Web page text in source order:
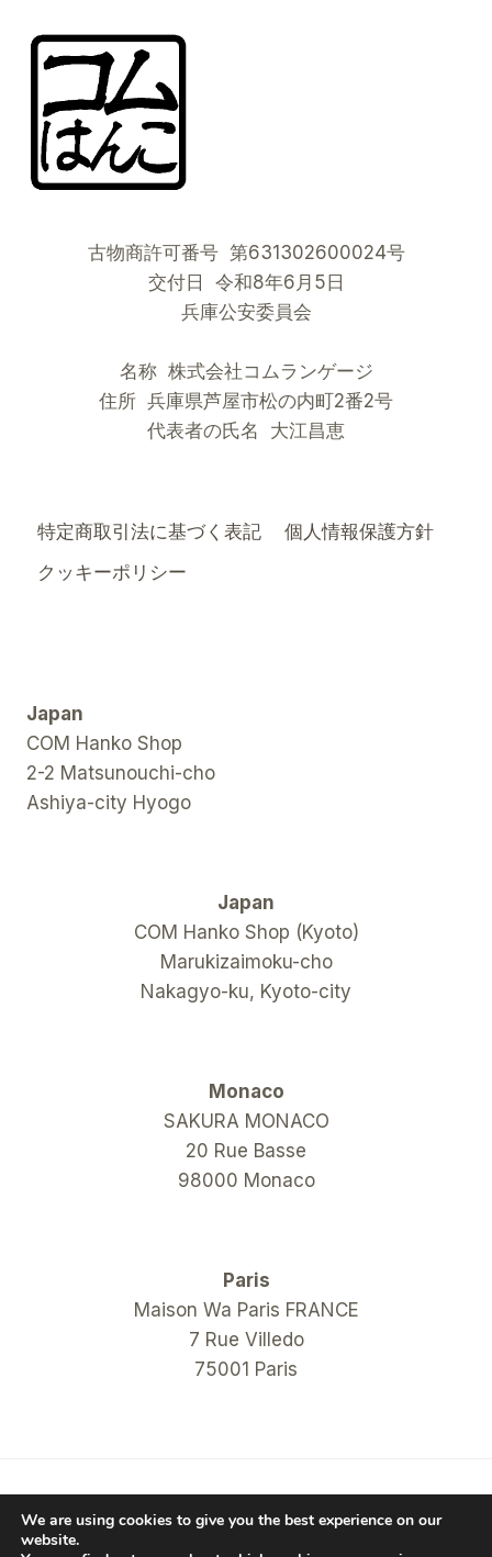
え
る：
夏
を
古
来
古物商許可番号 第631302600024号
交付日 令和8年6月5日
兵庫公安委員会
名称 株式会社コムランゲージ
住所 兵庫県芦屋市松の内町2番2号
代表者の氏名 大江昌恵
特定商取引法に基づく表記
個人情報保護方針
クッキーポリシー
Japan
COM Hanko Shop
2-2 Matsunouchi-cho
Ashiya-city Hyogo
Japan
COM Hanko Shop (Kyoto)
Marukizaimoku-cho
Nakagyo-ku, Kyoto-city
Monaco
SAKURA MONACO
20 Rue Basse
98000 Monaco
Paris
Maison Wa Paris FRANCE
7 Rue Villedo
75001 Paris
© 2026 COM Hanko Shop
We are using cookies to give you the best experience on our
website.